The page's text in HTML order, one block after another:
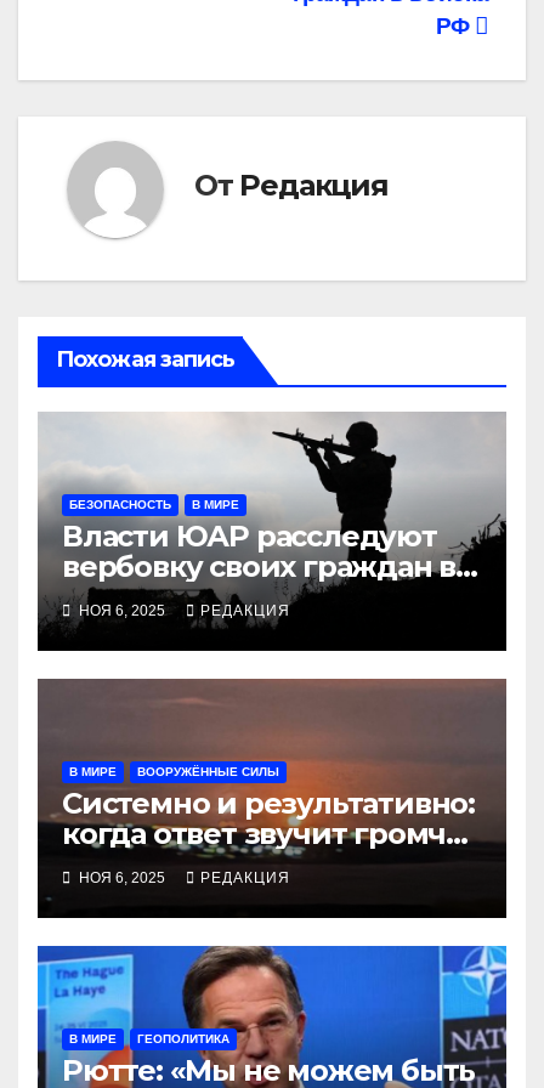
РФ
От Редакция
Похожая запись
БЕЗОПАСНОСТЬ В МИРЕ
Власти ЮАР расследуют
вербовку своих граждан в
войска РФ
НОЯ 6, 2025 РЕДАКЦИЯ
В МИРЕ ВООРУЖЁННЫЕ СИЛЫ
Системно и результативно:
когда ответ звучит громче
отчётов
НОЯ 6, 2025 РЕДАКЦИЯ
В МИРЕ ГЕОПОЛИТИКА
Рютте: «Мы не можем быть